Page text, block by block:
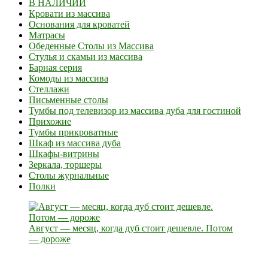
В НАЛИЧИИ
Кровати из массива
Основания для кроватей
Матрасы
Обеденные Столы из Массива
Стулья и скамьи из массива
Барная серия
Комоды из массива
Стеллажи
Письменные столы
Тумбы под телевизор из массива дуба для гостиной
Прихожие
Тумбы прикроватные
Шкаф из массива дуба
Шкафы-витрины
Зеркала, торшеры
Столы журнальные
Полки
Август — месяц, когда дуб стоит дешевле. Потом
— дороже